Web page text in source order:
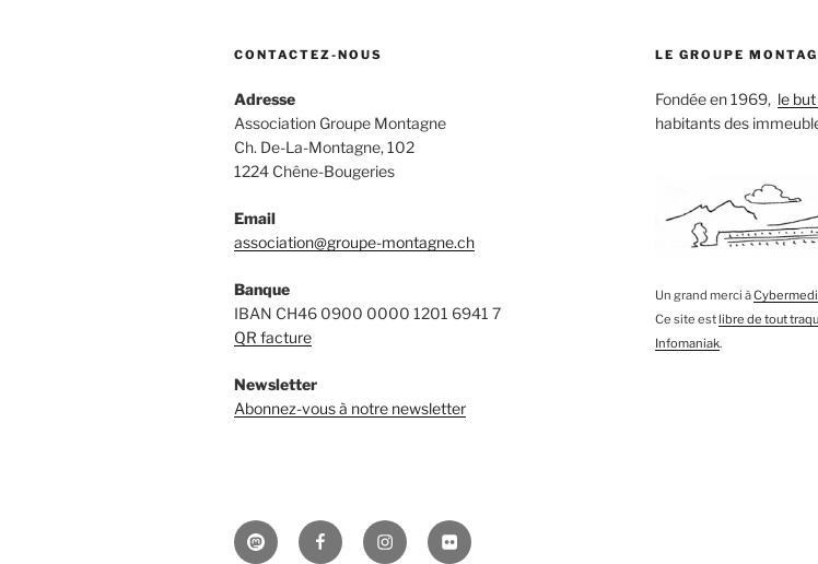
CONTACTEZ-NOUS
Adresse
Association Groupe Montagne
Ch. De-La-Montagne, 102
1224 Chêne-Bougeries
Email
association@groupe-montagne.ch
Banque
IBAN CH46 0900 0000 1201 6941 7
QR facture
Newsletter
Abonnez-vous à notre newsletter
LE GROUPE
Fondée en 1969, le
habitants des
Un grand merci à
Ce site estlibre de tout
Infomaniak.
MastodonFacebookInstagramFlickr